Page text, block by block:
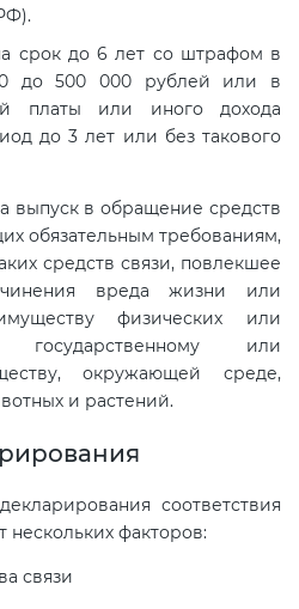
срок до 6 лет со штрафом в
до 500 000 рублей или в
платы или иного дохода
до 3 лет или без такового
выпуск в обращение средств
обязательным требованиям,
средств связи, повлекшее
вреда жизни или
физических или
или
окружающей среде,
и растений.
соответствия
нескольких факторов:
связи